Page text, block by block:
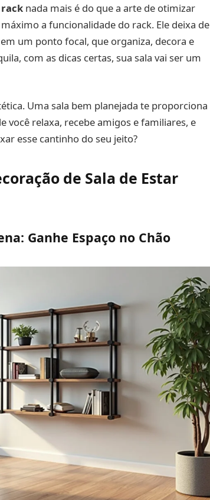
nada mais é do que a arte de otimizar
a funcionalidade do rack. Ele deixa de
um ponto focal, que organiza, decora e
com as dicas certas, sua sala vai ser um
Uma sala bem planejada te proporciona
você relaxa, recebe amigos e familiares, e
esse cantinho do seu jeito?
de Sala de Estar
Ganhe Espaço no Chão